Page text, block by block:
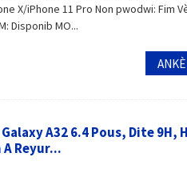
X/iPhone 11 Pro Non pwodwi: Fim
Disponib MO...
A32 6.4 Pous, Dite 9H,
Reyur...